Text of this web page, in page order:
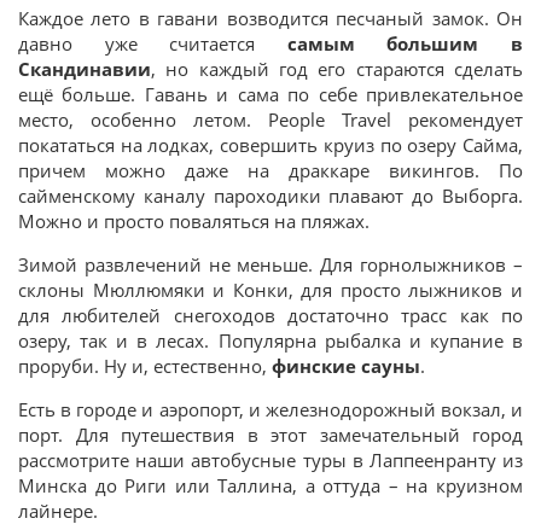
Каждое лето в гавани возводится песчаный замок. Он
давно уже считается самым большим в
Скандинавии, но каждый год его стараются сделать
ещё больше. Гавань и сама по себе привлекательное
место, особенно летом. People Travel рекомендует
покататься на лодках, совершить круиз по озеру Сайма,
причем можно даже на драккаре викингов. По
сайменскому каналу пароходики плавают до Выборга.
Можно и просто поваляться на пляжах.
Зимой развлечений не меньше. Для горнолыжников –
склоны Мюллюмяки и Конки, для просто лыжников и
для любителей снегоходов достаточно трасс как по
озеру, так и в лесах. Популярна рыбалка и купание в
проруби. Ну и, естественно, финские сауны.
Есть в городе и аэропорт, и железнодорожный вокзал, и
порт. Для путешествия в этот замечательный город
рассмотрите наши автобусные туры в Лаппеенранту из
Минска до Риги или Таллина, а оттуда – на круизном
лайнере.